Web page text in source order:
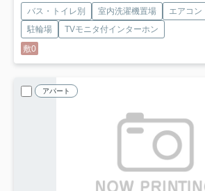
バス・トイレ別 室内洗濯機置場 エアコン
駐輪場
TVモニタ付インターホン
敷0
アパート